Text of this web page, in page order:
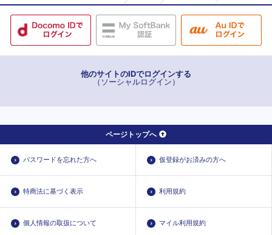
他のサイトのIDでログインする
（ソーシャルログイン）
ページトップへ
パスワードを忘れた方へ 仮登録がお済みの方へ
特商法に基づく表示 利用規約
個人情報の取扱について マイル利用規約